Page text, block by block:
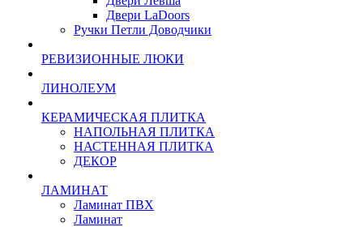
Двери LaDoors
Ручки Петли Доводчики
РЕВИЗИОННЫЕ ЛЮКИ
ЛИНОЛЕУМ
КЕРАМИЧЕСКАЯ ПЛИТКА
НАПОЛЬНАЯ ПЛИТКА
НАСТЕННАЯ ПЛИТКА
ДЕКОР
ЛАМИНАТ
Ламинат ПВХ
Ламинат